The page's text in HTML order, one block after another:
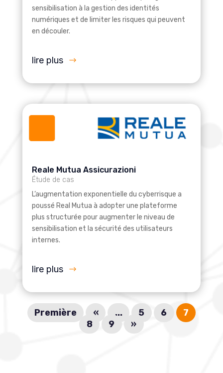
sensibilisation à la gestion des identités
numériques et de limiter les risques qui peuvent
en découler.
lire plus
Reale Mutua Assicurazioni
Étude de cas
L’augmentation exponentielle du cyberrisque a
poussé Real Mutua à adopter une plateforme
plus structurée pour augmenter le niveau de
sensibilisation et la sécurité des utilisateurs
internes.
lire plus
Première « ... 5 6
7
8
9 »